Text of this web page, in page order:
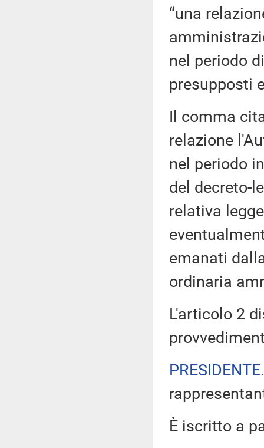
“una
nel periodo
presupposti
Il comma
relazione
nel periodo
del decreto-
relativa
emanati
ordinaria
L'articolo 2
PRESIDENTE
È iscritto a